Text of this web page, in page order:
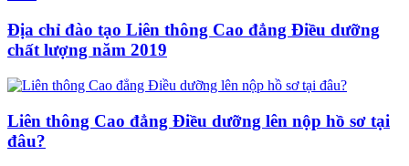
Địa chỉ đào tạo Liên thông Cao đẳng Điều dưỡng
chất lượng năm 2019
Liên thông Cao đẳng Điều dưỡng lên nộp hồ sơ tại
đâu?